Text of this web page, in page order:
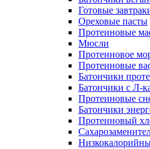
Готовые
Ореховые пасты
Протеиновые
Мюсли
Протеиновое
Протеиновые
Батончики
Батончики с Л-
Протеиновые
Батончики
Протеиновый